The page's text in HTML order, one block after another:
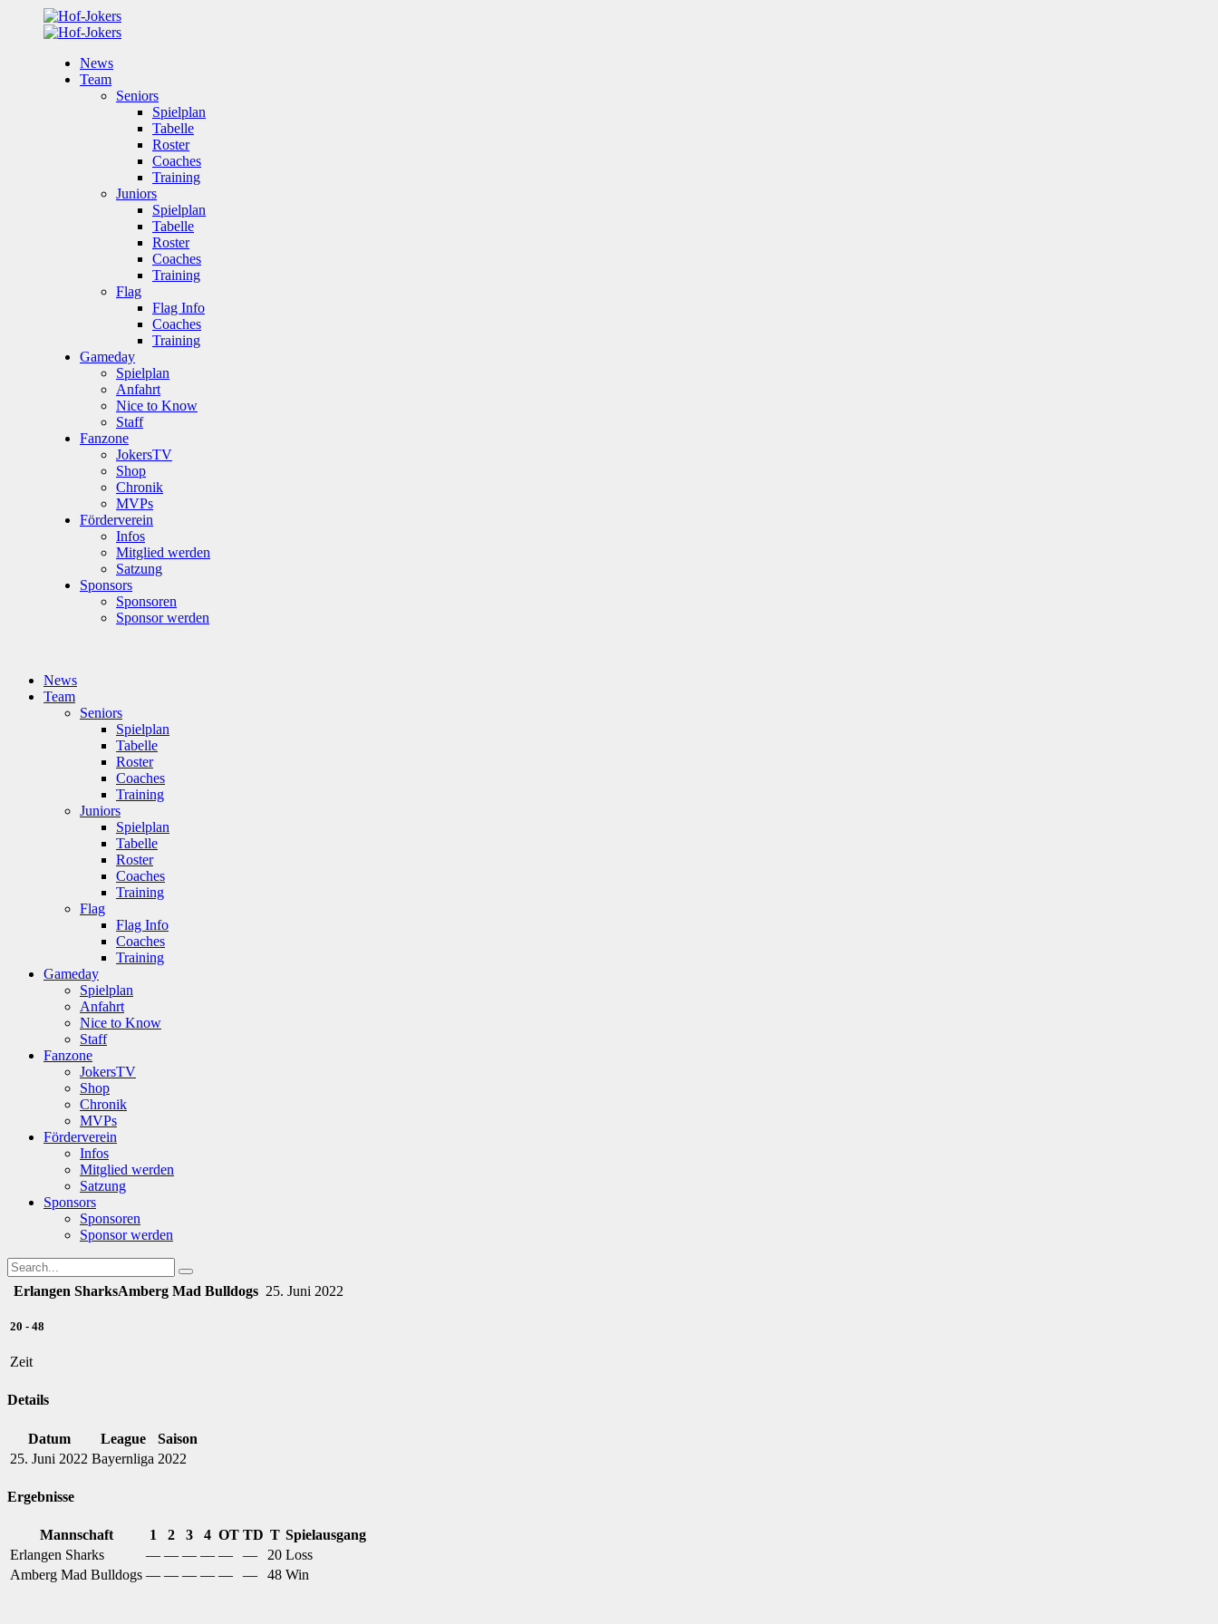
News
Team
Seniors
Spielplan
Tabelle
Roster
Coaches
Training
Juniors
Spielplan
Tabelle
Roster
Coaches
Training
Flag
Flag Info
Coaches
Training
Gameday
Spielplan
Anfahrt
Nice to Know
Staff
Fanzone
JokersTV
Shop
Chronik
MVPs
Förderverein
Infos
Mitglied werden
Satzung
Sponsors
Sponsoren
Sponsor werden
News
Team
Seniors
Spielplan
Tabelle
Roster
Coaches
Training
Juniors
Spielplan
Tabelle
Roster
Coaches
Training
Flag
Flag Info
Coaches
Training
Gameday
Spielplan
Anfahrt
Nice to Know
Staff
Fanzone
JokersTV
Shop
Chronik
MVPs
Förderverein
Infos
Mitglied werden
Satzung
Sponsors
Sponsoren
Sponsor werden
Erlangen SharksAmberg Mad Bulldogs 25. Juni 2022
20 - 48
Zeit
Details
Datum League
Saison
25. Juni 2022 Bayernliga 2022
Ergebnisse
Mannschaft 1 2 3 4 OT TD T Spielausgang
Erlangen Sharks
— — — — — — 20 Loss
Amberg Mad Bulldogs — — — — — — 48 Win